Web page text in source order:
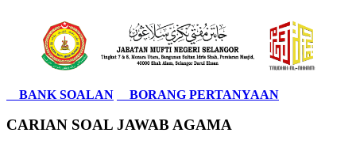
BANK SOALAN BORANG PERTANYAAN
CARIAN SOAL JAWAB AGAMA